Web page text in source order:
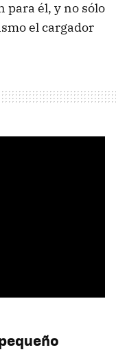
para él, y no sólo
el cargador